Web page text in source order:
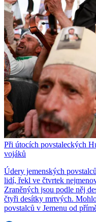
Při útocích povstaleckých
vojáků
Údery jemenských
lidí, řekl ve čtvrtek
Zraněných jsou podle něj
čtyři desítky mrtvých.
povstalců v Jemenu od